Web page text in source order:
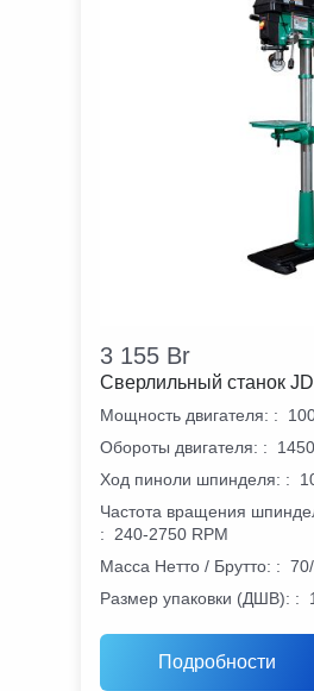
3 155 Br
Сверлильный станок
Мощность двигателя: :
Обороты двигателя: :
Ход пиноли шпинделя: :
Частота вращения
: 240-2750 RPM
Масса Нетто / Брутто: :
Размер упаковки (ДШВ): :
Подробности